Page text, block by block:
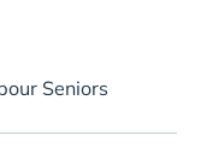
Seniors